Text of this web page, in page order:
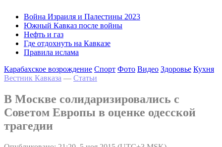
Война Израиля и Палестины 2023
Южный Кавказ после войны
Нефть и газ
Где отдохнуть на Кавказе
Правила ислама
Карабахское возрождение Спорт Фото Видео Здоровье Кухня
Вестник Кавказа — Статьи
В Москве солидаризировались с
Советом Европы в оценке одесской
трагедии